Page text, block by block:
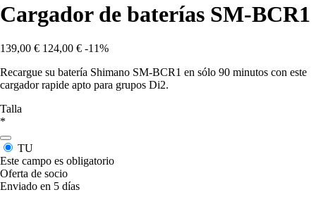
Cargador de baterías SM-BCR1
139,00 € 124,00 € -11%
Recargue su batería Shimano SM-BCR1 en sólo 90 minutos con este
cargador rapide apto para grupos Di2.
Talla
*
TU
Este campo es obligatorio
Oferta de socio
Enviado en 5 días